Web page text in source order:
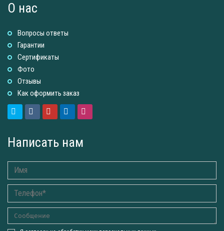
О нас
Вопросы ответы
Гарантии
Сертификаты
Фото
Отзывы
Как оформить заказ
Написать нам